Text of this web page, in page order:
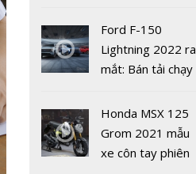
Trao Giải báo chí
toàn quốc ‘Vì sự
nghiệp giáo dục
19
Ford F-150
Lightning 2022 ra
mắt: Bán tải chạy
chưa đến 40 nghìn
USD
Honda MSX 125
Grom 2021 mẫu
xe côn tay phiên